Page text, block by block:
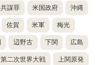
共謀罪 米国政府 沖縄
佐賀 米軍 梅光
辺野古 下関 広島
第二次世界大戦 上関原発